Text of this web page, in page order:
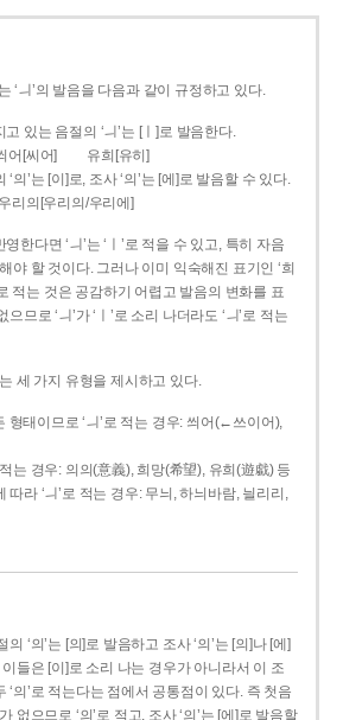
‘ㅢ’의 발음을 다음과 같이 규정하고 있다.
있는 음절의 ‘ㅢ’는 [ㅣ]로 발음한다.
어[씨어]
유희[유히]
의’는 [이]로, 조사 ‘의’는 [에]로 발음할 수 있다.
우리의[우리의/우리에]
한다면 ‘ㅢ’는 ‘ㅣ’로 적을 수 있고, 특히 자음
야 할 것이다. 그러나 이미 익숙해진 표기인 ‘희
적는 것은 공감하기 어렵고 발음의 변화를 표
므로 ‘ㅢ’가 ‘ㅣ’로 소리 나더라도 ‘ㅢ’로 적는
세 가지 유형을 제시하고 있다.
형태이므로 ‘ㅢ’로 적는 경우: 씌어(←쓰이어),
는 경우: 의의(意義), 희망(希望), 유희(遊戱) 등
라 ‘ㅢ’로 적는 경우: 무늬, 하늬바람, 늴리리,
의 ‘의’는 [의]로 발음하고 조사 ‘의’는 [의]나 [에]
들은 [이]로 소리 나는 경우가 아니라서 이 조
‘의’로 적는다는 점에서 공통점이 있다. 즉 첫음
없으므로 ‘의’로 적고, 조사 ‘의’는 [에]로 발음할